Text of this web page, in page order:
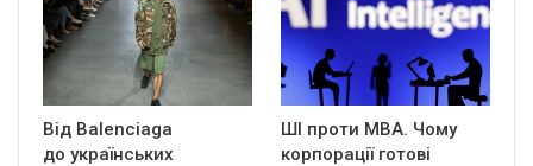
Від Balenciaga
до українських
ШІ проти MBA. Чому
корпорації готові